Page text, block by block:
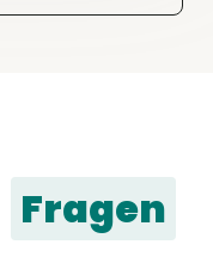
Fragen